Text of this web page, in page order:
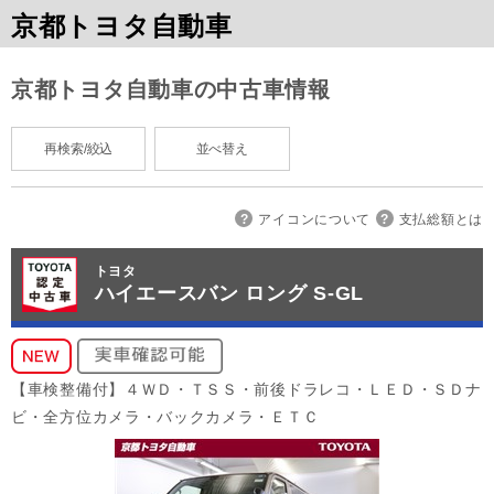
京都トヨタ自動車
京都トヨタ自動車の中古車情報
再検索/絞込 並べ替え
アイコンについて 支払総額とは
トヨタ
ハイエースバン ロング S-GL
【車検整備付】４ＷＤ・ＴＳＳ・前後ドラレコ・ＬＥＤ・ＳＤナ
ビ・全方位カメラ・バックカメラ・ＥＴＣ